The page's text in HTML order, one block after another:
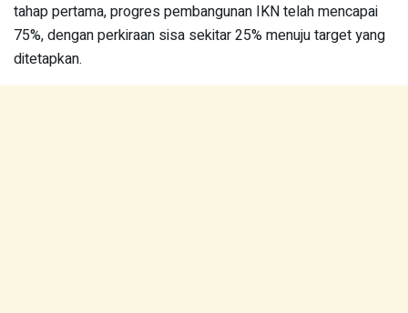
tahap pertama, progres pembangunan IKN telah mencapai
75%, dengan perkiraan sisa sekitar 25% menuju target yang
ditetapkan.